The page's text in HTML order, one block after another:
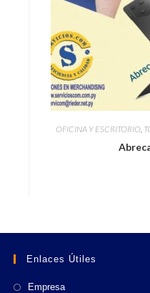
OFICINA Y ESCRITORIO,
Enlaces Útiles
Empresa